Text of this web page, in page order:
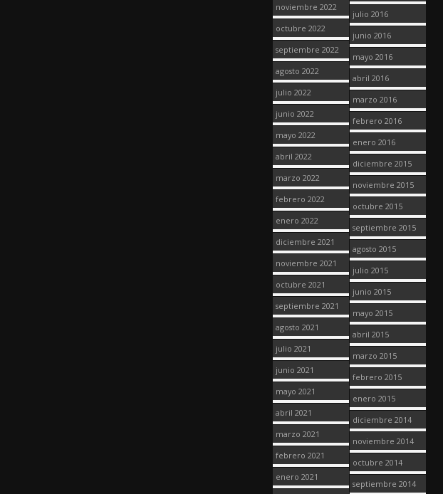
noviembre 2022
octubre 2022
septiembre 2022
agosto 2022
julio 2022
junio 2022
mayo 2022
abril 2022
marzo 2022
febrero 2022
enero 2022
diciembre 2021
noviembre 2021
octubre 2021
septiembre 2021
agosto 2021
julio 2021
junio 2021
mayo 2021
abril 2021
marzo 2021
febrero 2021
enero 2021
julio 2016
junio 2016
mayo 2016
abril 2016
marzo 2016
febrero 2016
enero 2016
diciembre 2015
noviembre 2015
octubre 2015
septiembre 2015
agosto 2015
julio 2015
junio 2015
mayo 2015
abril 2015
marzo 2015
febrero 2015
enero 2015
diciembre 2014
noviembre 2014
octubre 2014
septiembre 2014